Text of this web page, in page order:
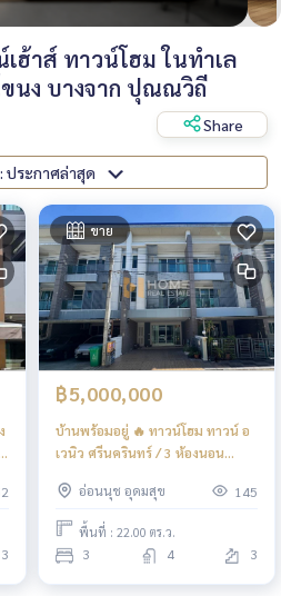
ฮ้าส์ ทาวน์โฮม ในทำเล
นง บางจาก ปุณณวิถี
Share
เรียงตาม : ประกาศล่าสุด
3
ขาย
฿5,000,000
บ้านพร้อมอยู่ 🔥 ทาวน์โฮม ทาวน์ อ
เวนิว ศรีนครินทร์ / 3 ห้องนอน
Srinakarin / 3 Bedrooms (FOR
SALE) FON339
อ่อนนุช อุดมสุข 145
พื้นที่ : 22.00 ตร.ว.
3 4 3